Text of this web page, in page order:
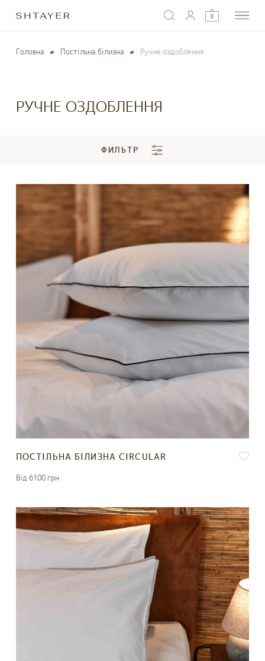
0
Головна Постільна білизна Ручне оздоблення
РУЧНЕ ОЗДОБЛЕННЯ
ФИЛЬТР
ПОСТІЛЬНА БІЛИЗНА CIRCULAR
Вiд 6100 грн